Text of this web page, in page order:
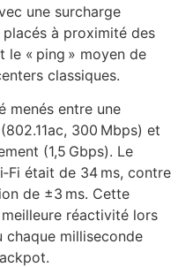
une surcharge
placés à proximité des
le « ping » moyen de
classiques.
menés entre une
300 Mbps) et
(1,5 Gbps). Le
était de 34 ms, contre
de ±3 ms. Cette
réactivité lors
milliseconde